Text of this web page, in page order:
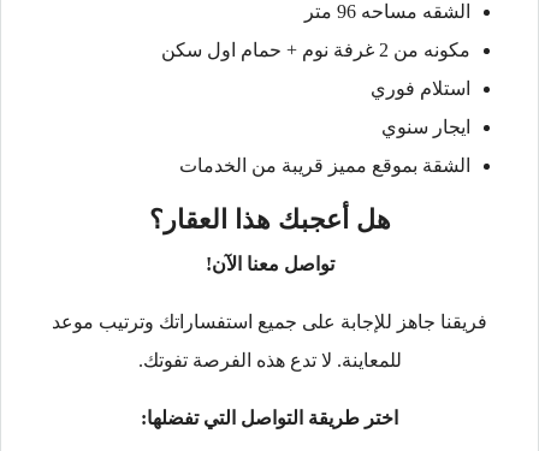
الشقه مساحه 96 متر
مكونه من 2 غرفة نوم + حمام اول سكن
استلام فوري
ايجار سنوي
الشقة بموقع مميز قريبة من الخدمات
هل أعجبك هذا العقار؟
تواصل معنا الآن!
فريقنا جاهز للإجابة على جميع استفساراتك وترتيب موعد
للمعاينة. لا تدع هذه الفرصة تفوتك.
اختر طريقة التواصل التي تفضلها: